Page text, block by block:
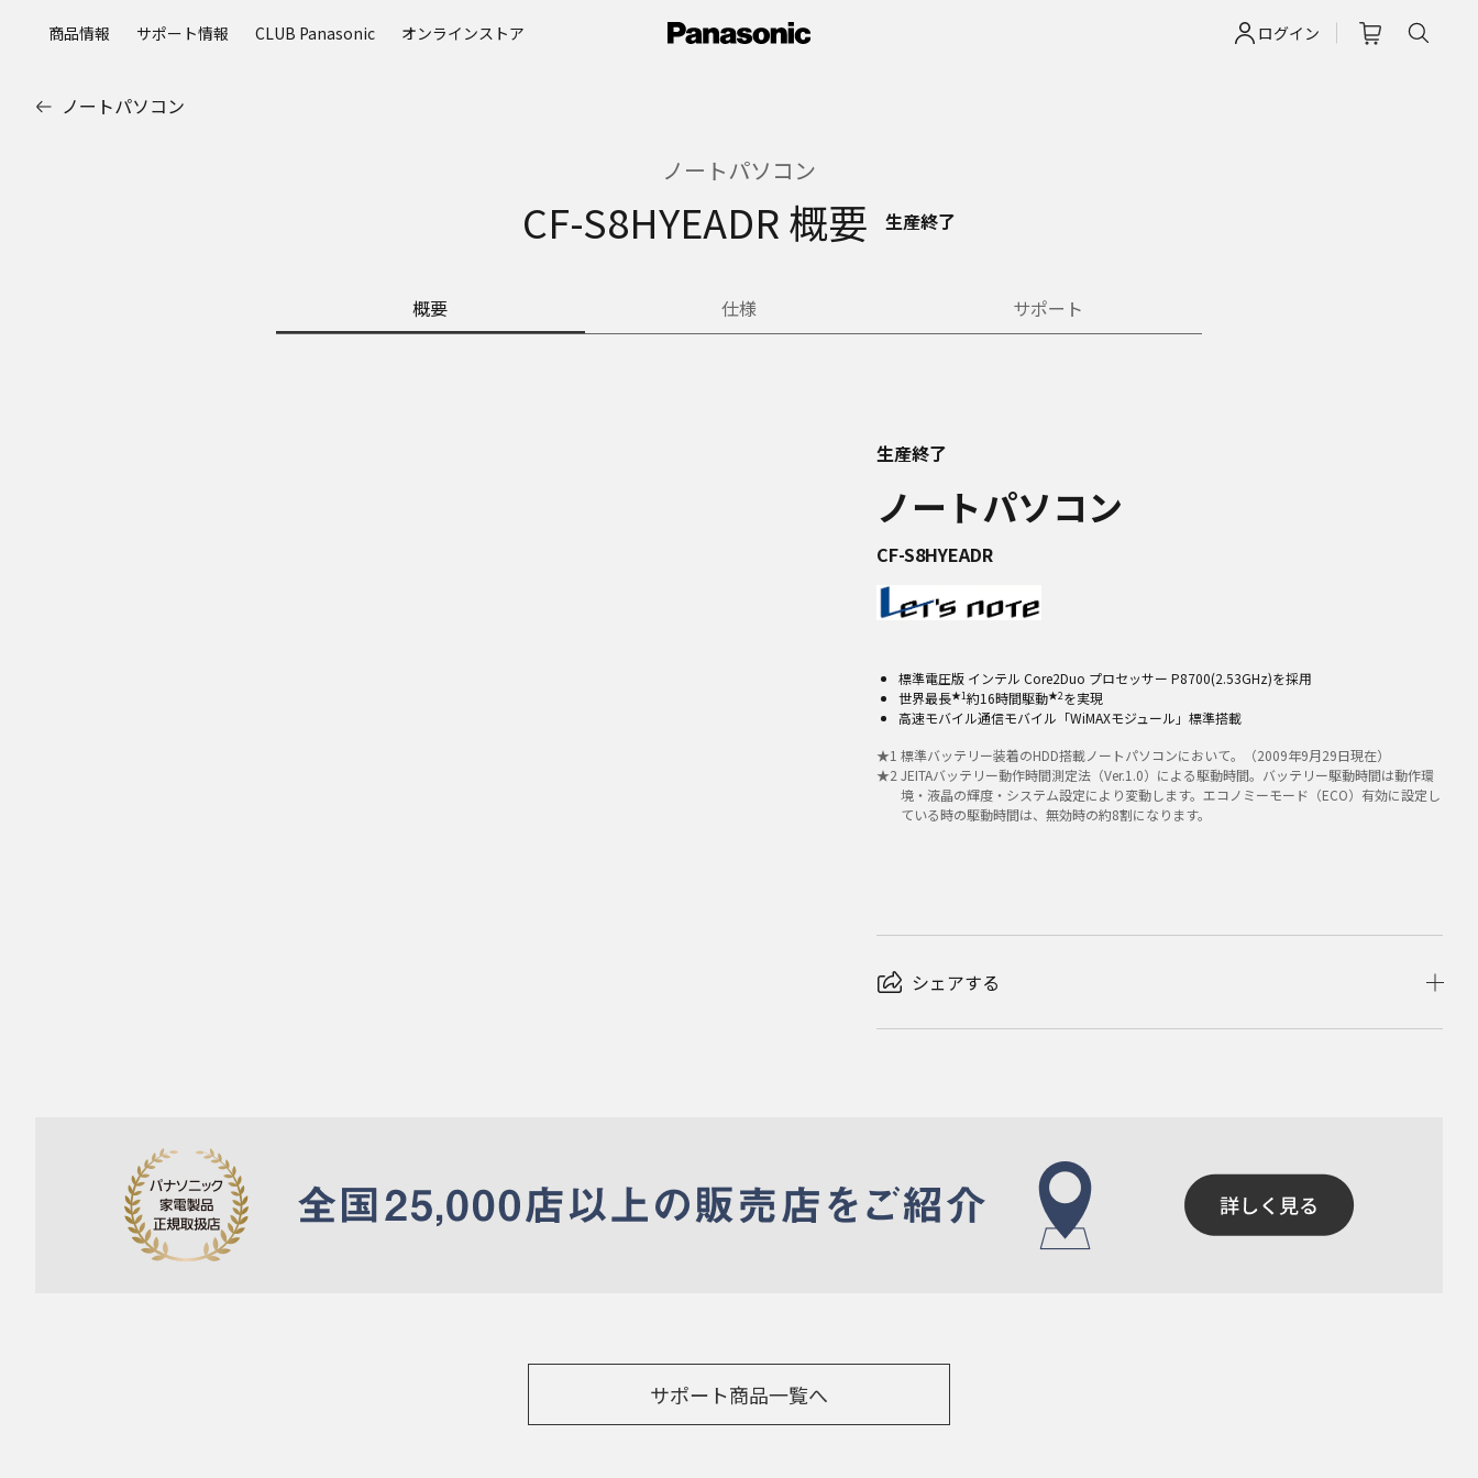
ログイン
商品情報 サポート情報 CLUB Panasonic オンラインストア
ノートパソコン
ノートパソコン
CF-S8HYEADR 概要 生産終了
概要 仕様 サポート
生産終了
ノートパソコン
CF-S8HYEADR
標準電圧版 インテル Core2Duo プロセッサー P8700(2.53GHz)を採用
世界最長★1約16時間駆動★2を実現
高速モバイル通信モバイル「WiMAXモジュール」標準搭載
★1 標準バッテリー装着のHDD搭載ノートパソコンにおいて。（2009年9月29日現在）
★2 JEITAバッテリー動作時間測定法（Ver.1.0）による駆動時間。バッテリー駆動時間は動作環
境・液晶の輝度・システム設定により変動します。エコノミーモード（ECO）有効に設定し
ている時の駆動時間は、無効時の約8割になります。
シェアする
サポート商品一覧へ